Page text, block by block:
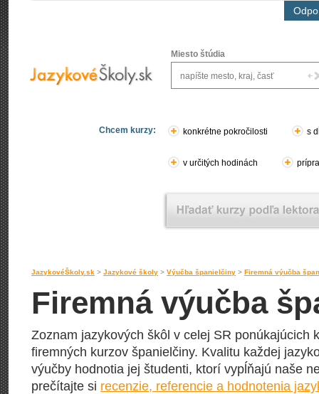
Miesto štúdia
Chcem kurzy: konkrétne pokročilosti s
v určitých hodinách
JazykovéŠkoly.sk > Jazykové školy > Výučba španielčiny > Firemná výučba
Firemná výučba
Zoznam jazykových škôl v celej SR ponúkajúcich
firemných kurzov španielčiny. Kvalitu každej
výučby hodnotia jej študenti, ktorí vypĺňajú naše
prečítajte si recenzie, referencie a hodnotenia